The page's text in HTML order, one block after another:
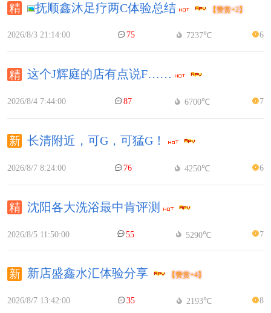
抚顺鑫沐足疗两C体验总结 【赞赏+2】
2026/8/3 21:14:00 75 7237℃ 6
这个J辉庭的店有点说F……
2026/8/4 7:44:00 87 6700℃ 7
长清附近，可G，可猛G！
2026/8/7 8:24:00 76 4250℃ 6
沈阳各大洗浴最中肯评测
2026/8/5 11:50:00 55 5290℃ 7
新店盛鑫水汇体验分享 【赞赏+4】
2026/8/7 13:42:00 35 2193℃ 8